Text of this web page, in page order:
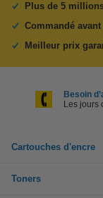
Plus de 5
Commandé
Meilleur prix
Besoin
Les jours
Cartouches d'encre
Toners